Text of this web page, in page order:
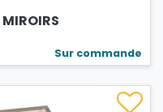
Sur commande